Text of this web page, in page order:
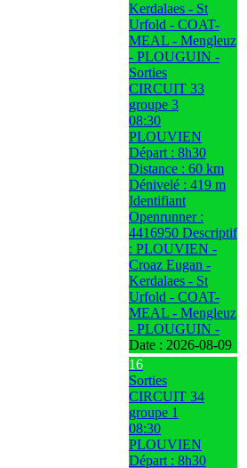
Kerdalaes - St
Urfold - COAT-
MEAL - Mengleuz
- PLOUGUIN -
Sorties
CIRCUIT 33
groupe 3
08:30
PLOUVIEN
Départ : 8h30
Distance : 60 km
Dénivelé : 419 m
Identifiant
Openrunner :
4416950 Descriptif
: PLOUVIEN -
Croaz Eugan -
Kerdalaes - St
Urfold - COAT-
MEAL - Mengleuz
- PLOUGUIN -
Date : 2026-08-09
16
Sorties
CIRCUIT 34
groupe 1
08:30
PLOUVIEN
Départ : 8h30